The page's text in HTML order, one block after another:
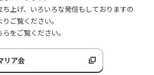
ち上げ、いろいろな発信もしておりますの
ご覧ください。
をご覧ください。
リア会